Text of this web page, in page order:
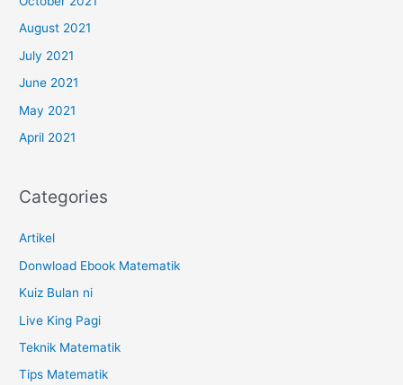
August 2021
July 2021
June 2021
May 2021
April 2021
Categories
Artikel
Donwload Ebook Matematik
Kuiz Bulan ni
Live King Pagi
Teknik Matematik
Tips Matematik